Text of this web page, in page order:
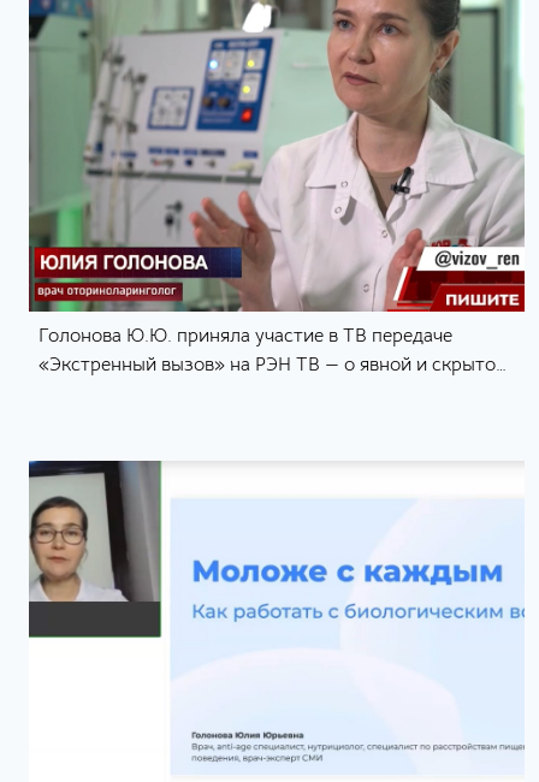
Голонова Ю.Ю. приняла участие в ТВ передаче
«Экстренный вызов» на РЭН ТВ — о явной и скрытой